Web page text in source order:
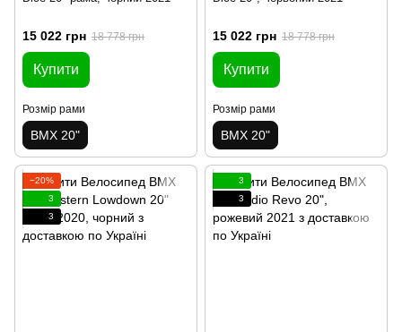
15 022 грн 18 778 грн
Купити
Розмір рами
BMX 20"
15 022 грн 18 778 грн
Купити
Розмір рами
BMX 20"
−20%
3
3
3
3